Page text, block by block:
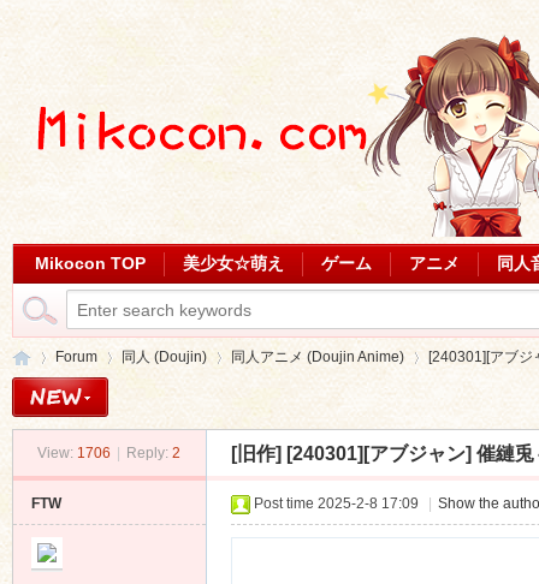
Mikocon TOP 美少女☆萌え ゲーム アニメ 同人
Forum
›
同人 (Doujin) 同人アニメ (Doujin Anime) [240301][アブジ
View: 1706 Reply: 2 [旧作] [240301][アブジャン] 催縺
FTW Post time 2025-2-8 17:09 Show the